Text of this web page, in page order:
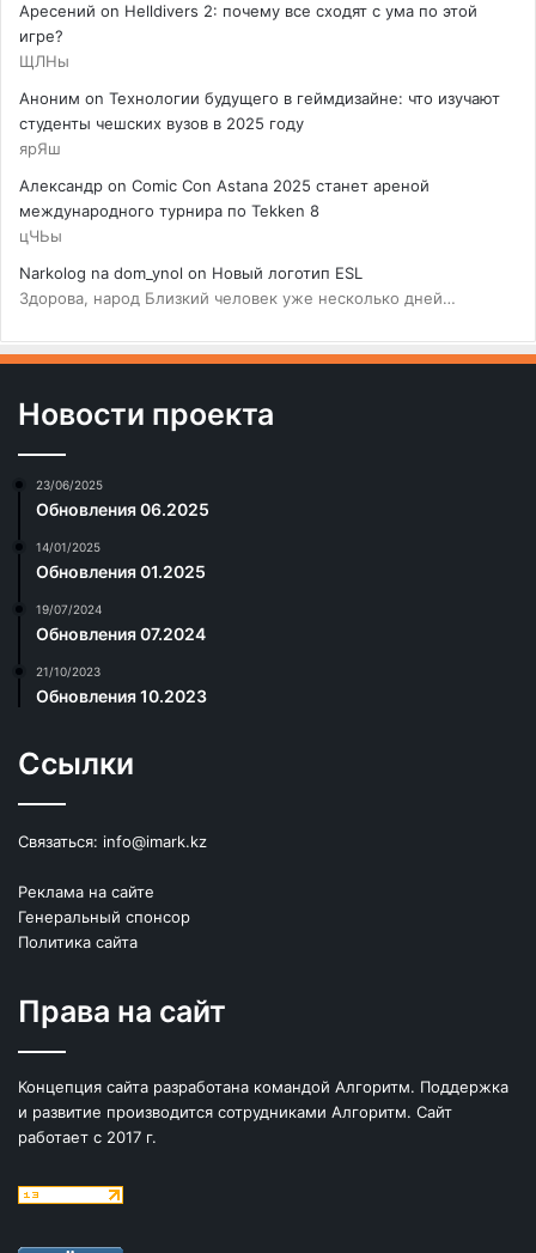
Аресений on Helldivers 2: почему все сходят с ума по этой
игре?
ЩЛНы
Аноним on Технологии будущего в геймдизайне: что изучают
студенты чешских вузов в 2025 году
ярЯш
Александр on Comic Con Astana 2025 станет ареной
международного турнира по Tekken 8
цЧЬы
Narkolog na dom_ynol on Новый логотип ESL
Здорова, народ Близкий человек уже несколько дней…
Новости проекта
23/06/2025
Обновления 06.2025
14/01/2025
Обновления 01.2025
19/07/2024
Обновления 07.2024
21/10/2023
Обновления 10.2023
Ссылки
Связаться: info@imark.kz
Реклама на сайте
Генеральный спонсор
Политика сайта
Права на сайт
Концепция сайта разработана командой Алгоритм. Поддержка
и развитие производится сотрудниками Алгоритм. Сайт
работает с 2017 г.